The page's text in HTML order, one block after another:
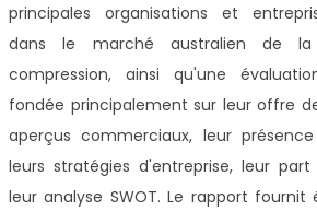
principales organisations et
dans le marché australien de
compression, ainsi qu'une
fondée principalement sur leur offre
aperçus commerciaux, leur
leurs stratégies d'entreprise, leur
leur analyse SWOT. Le rapport fournit